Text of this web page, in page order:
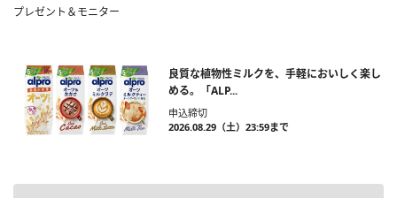
プレゼント＆モニター
良質な植物性ミルクを、手軽においしく楽し
める。「ALP...
申込締切
2026.08.29（土）23:59まで